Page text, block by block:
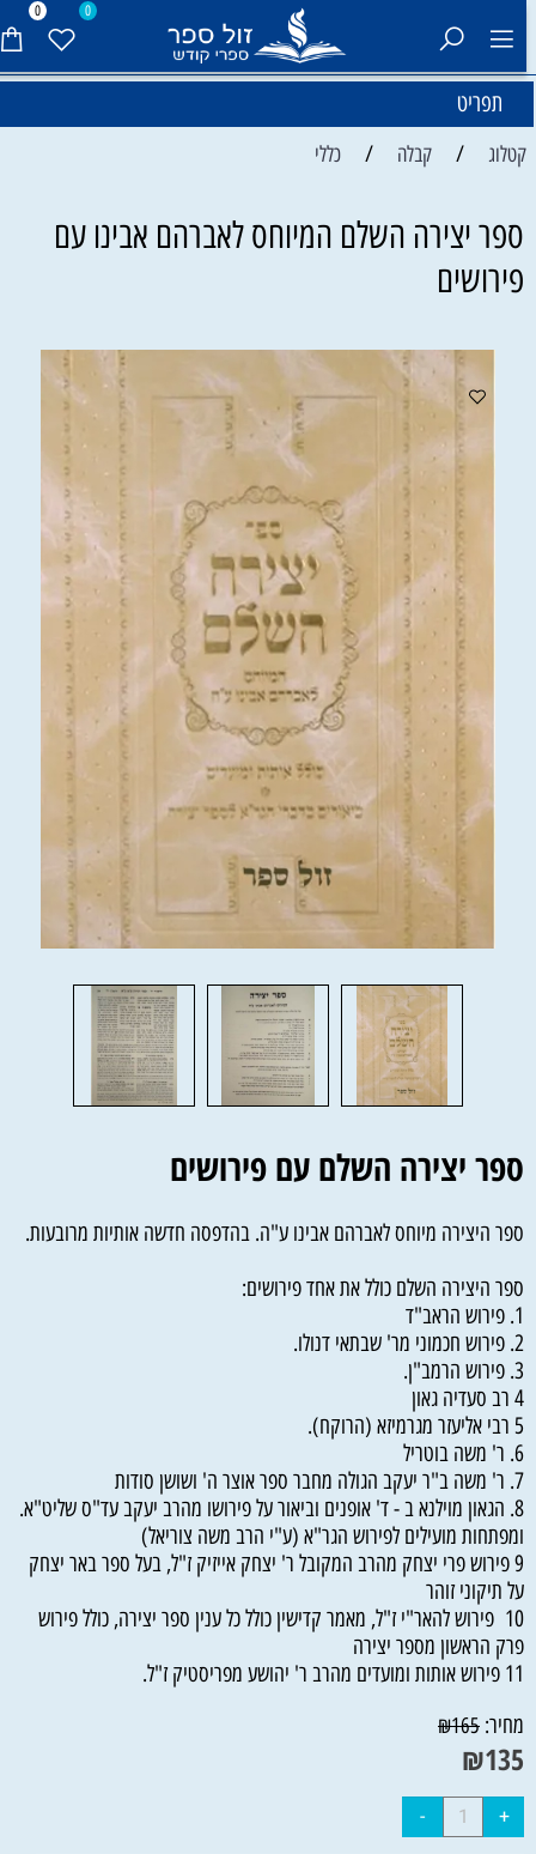
0 0
תפריט
קטלוג / קבלה / כללי
ספר יצירה השלם המיוחס לאברהם אבינו עם
פירושים
ספר יצירה השלם עם פירושים
ספר היצירה מיוחס לאברהם אבינו ע"ה. בהדפסה חדשה אותיות מרובעות.
ספר היצירה השלם כולל את אחד פירושים:
1. פירוש הראב"ד
2. פירוש חכמוני מר' שבתאי דנולו.
3. פירוש הרמב"ן.
4 רב סעדיה גאון
5 רבי אליעזר מגרמיזא (הרוקח).
6. ר' משה בוטריל
7. ר' משה ב"ר יעקב הגולה מחבר ספר אוצר ה' ושושן סודות
8. הגאון מוילנא ב - ד' אופנים וביאור על פירושו מהרב יעקב עד"ס שליט"א.
ומפתחות מועילים לפירוש הגר"א (ע"י הרב משה צוריאל)
9 פירוש פרי יצחק מהרב המקובל ר' יצחק אייזיק ז"ל, בעל ספר באר יצחק
על תיקוני זוהר
10 פירוש להאר"י ז"ל, מאמר קדישין כולל כל ענין ספר יצירה, כולל פירוש
פרק הראשון מספר יצירה
11 פירוש אותות ומועדים מהרב ר' יהושע מפריסטיק ז"ל.
מחיר:
₪165
₪135